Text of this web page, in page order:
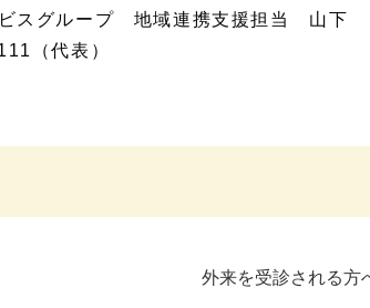
スグループ 地域連携支援担当 山下
（代表）
外来を受診される方